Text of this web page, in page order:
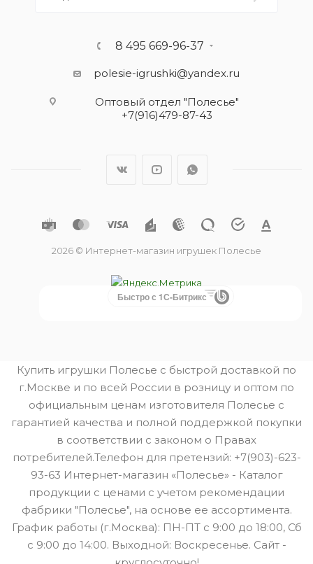
8 495 669-96-37
polesie-igrushki@yandex.ru
Оптовый отдел "Полесье"
+7(916)479-87-43
2026 © Интернет-магазин игрушек Полесье
Быстро с 1С-Битрикс
Купить игрушки Полесье с быстрой доставкой по
г.Москве и по всей России в розницу и оптом по
официальным ценам изготовителя Полесье с
гарантией качества и полной поддержкой покупки
в соответствии с законом о Правах
потребителей.Телефон для претензий: +7(903)-623-
93-63 Интернет-магазин «Полесье» - Каталог
продукции с ценами с учетом рекомендации
фабрики "Полесье", на основе ее ассортимента.
График работы (г.Москва): ПН-ПТ с 9:00 до 18:00, Сб
с 9:00 до 14:00. Выходной: Воскресенье. Сайт -